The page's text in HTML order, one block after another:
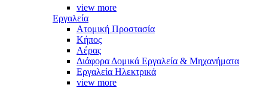
view more
Εργαλεία
Aτομική Προστασία
Kήπος
Αέρας
Διάφορα Δομικά Εργαλεία & Μηχανήματα
Εργαλεία Ηλεκτρικά
view more